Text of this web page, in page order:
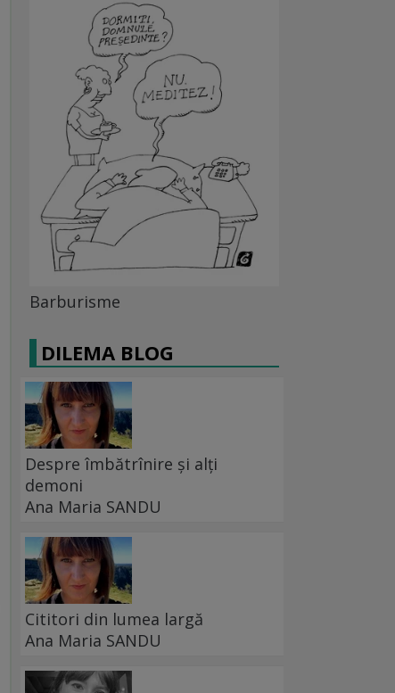
Barburisme
DILEMA BLOG
Despre îmbătrînire și alți
demoni
Ana Maria SANDU
Cititori din lumea largă
Ana Maria SANDU